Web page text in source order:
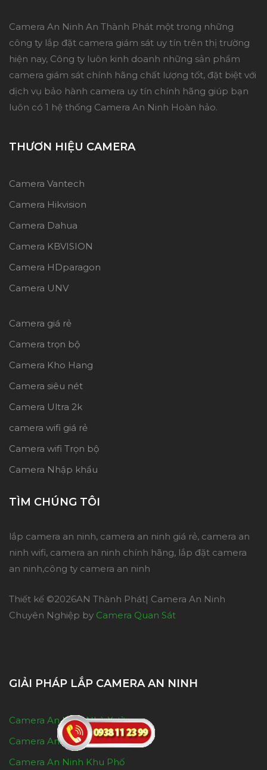
Camera An Ninh An Thành Phát một trong những
công ty lắp đặt camera giám sát uy tín trên thị trường
hiện nay, Công ty luôn kinh doanh những sản phẩm
camera giám sát chính hãng chất lượng tốt, đặt biệt với
dịch vụ bảo hành camera uy tín chính hãng giúp bạn
luôn có 1 hệ thống Camera An Ninh Hoàn hảo.
THƯƠN HIỆU CAMERA
Camera Vantech
Camera Hikvision
Camera Dahua
Camera KBVISION
Camera HDparagon
Camera UNV
Camera giá rẻ
Camera trọn bộ
Camera Kho Hang
Camera siêu nét
Camera Ultra 2k
camera wifi giá rẻ
Camera wifi Trọn bộ
Camera Nhập khẩu
TÌM CHÚNG TÔI
lắp camera an ninh, camera an ninh giá rẻ, camera an
ninh wifi, camera an ninh chính hãng, lắp đặt camera
an ninh,công ty camera an ninh
Thiết kế ©2026AN Thành Phát| Camera An Ninh
Chuyên Nghiệp by Camera Quan Sát
GIẢI PHÁP LẮP CAMERA AN NINH
Camera An Ninh Nhà Xưởng
Camera An Ninh Wifi Gia Đình
Camera An Ninh Khu Phố